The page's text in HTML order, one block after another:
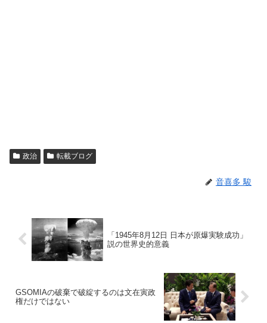
政治 転載ブログ
音喜多 駿
「1945年8月12日 日本が原爆実験成功」
説の世界史的意義
GSOMIAの破棄で破綻するのは文在寅政
権だけではない